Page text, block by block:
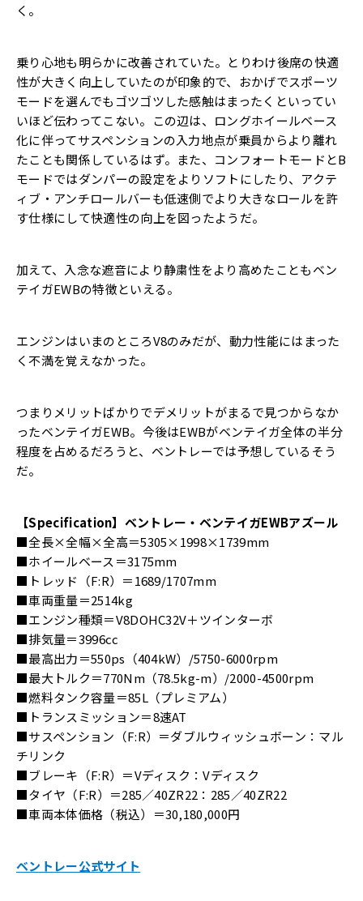
く。
乗り心地も明らかに改善されていた。とりわけ後席の快適
性が大きく向上していたのが印象的で、おかげでスポーツ
モードを選んでもゴツゴツした感触はまったくといってい
いほど伝わってこない。この辺は、ロングホイールベース
化に伴ってサスペンションの入力地点が乗員からより離れ
たことも関係しているはず。また、コンフォートモードとB
モードではダンパーの設定をよりソフトにしたり、アクテ
ィブ・アンチロールバーも低速側でより大きなロールを許
す仕様にして快適性の向上を図ったようだ。
加えて、入念な遮音により静粛性をより高めたこともベン
テイガEWBの特徴といえる。
エンジンはいまのところV8のみだが、動力性能にはまった
く不満を覚えなかった。
つまりメリットばかりでデメリットがまるで見つからなか
ったベンテイガEWB。今後はEWBがベンテイガ全体の半分
程度を占めるだろうと、ベントレーでは予想しているそう
だ。
【Specification】ベントレー・ベンテイガEWBアズール
■全長×全幅×全高＝5305×1998×1739mm
■ホイールベース＝3175mm
■トレッド（F:R）＝1689/1707mm
■車両重量＝2514kg
■エンジン種類＝V8DOHC32V＋ツインターボ
■排気量＝3996cc
■最高出力＝550ps（404kW）/5750-6000rpm
■最大トルク＝770Nm（78.5kg-m）/2000-4500rpm
■燃料タンク容量＝85L（プレミアム）
■トランスミッション＝8速AT
■サスペンション（F:R）＝ダブルウィッシュボーン：マル
チリンク
■ブレーキ（F:R）＝Vディスク：Vディスク
■タイヤ（F:R）＝285／40ZR22：285／40ZR22
■車両本体価格（税込）＝30,180,000円
ベントレー公式サイト